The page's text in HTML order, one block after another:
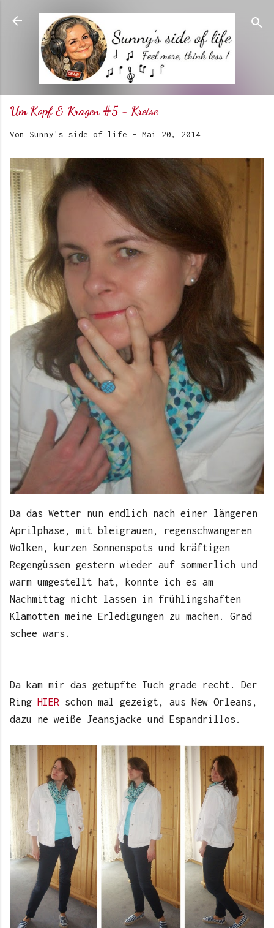
Direkt zum Hauptbereich
Um Kopf & Kragen #5 - Kreise
Von Sunny's side of life - Mai 20, 2014
Da das Wetter nun endlich nach einer längeren
Aprilphase, mit bleigrauen, regenschwangeren
Wolken, kurzen Sonnenspots und kräftigen
Regengüssen gestern wieder auf sommerlich und
warm umgestellt hat, konnte ich es am
Nachmittag nicht lassen in frühlingshaften
Klamotten meine Erledigungen zu machen. Grad
schee wars.
Da kam mir das getupfte Tuch grade recht. Der
Ring HIER schon mal gezeigt, aus New Orleans,
dazu ne weiße Jeansjacke und Espandrillos.